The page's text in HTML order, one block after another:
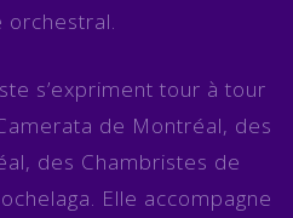
orchestral.
s’expriment tour à tour
de Montréal, des
des Chambristes de
Elle accompagne